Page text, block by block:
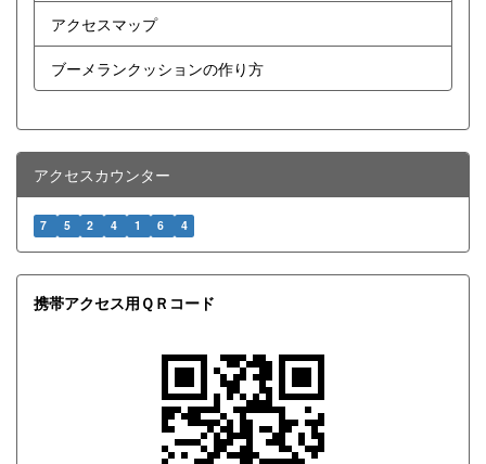
アクセスマップ
ブーメランクッションの作り方
アクセスカウンター
7 5 2 4 1 6 4
携帯アクセス用ＱＲコード